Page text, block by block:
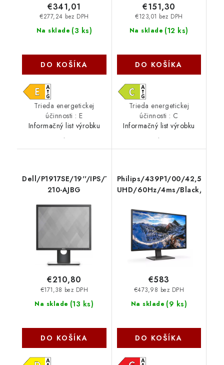
Na sklade (3 ks)
€277,24 bez DPH
€341,01
DO KOŠÍKA
Trieda energetickej
účinnosti : E
Informačný list výrobku
.
Na sklade (12 ks)
€123,01 bez DPH
€151,30
DO KOŠÍKA
Trieda energetickej
účinnosti : C
Informačný list výrobku
.
Dell/P1917SE/19''/IPS/1280x1024/60Hz/6ms/Black/
210-AJBG
Na sklade (13 ks)
€171,38 bez DPH
€210,80
DO KOŠÍKA
Philips/439P1/00/42,51''/
UHD/60Hz/4ms/Black/3R
Na sklade (9 ks)
€473,98 bez DPH
€583
DO KOŠÍKA